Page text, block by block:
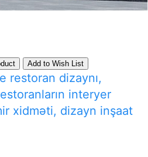
Add to Wish List
restoran dizaynı,
interyer
xidməti, dizayn inşaat